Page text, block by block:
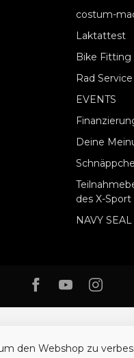
costum-
Laktattest
Bike Fitting
Rad Service
EVENTS
Deine
des X-
NAVY
den Webshop zu